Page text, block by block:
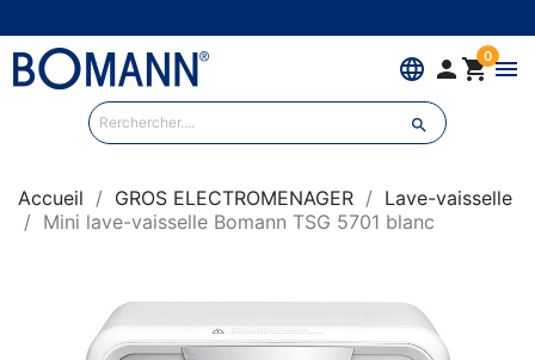
language  0menu

Accueil GROS ELECTROMENAGER
Lave-vaisselle
Mini lave-vaisselle Bomann TSG 5701 blanc